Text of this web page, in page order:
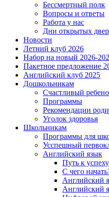
Бессмертный полк
Вопросы и ответы
Работа у нас
Дни открытых
Новости
Летний клуб 2026
Набор на новый 2026-
Пакетное предложение
Английский клуб 2025
Дошкольникам
Счастливый
Программы
Рекомендации
Уголок здоровья
Школьникам
Программы для
Усспешный
Английский язык
Путь к успеху
С чего
Английский
Английский